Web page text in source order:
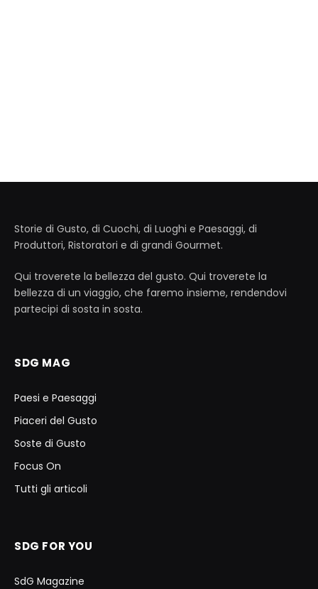
Storie di Gusto, di Cuochi, di Luoghi e Paesaggi, di
Produttori, Ristoratori e di grandi Gourmet.
Qui troverete la bellezza del gusto. Qui troverete la
bellezza di un viaggio, che faremo insieme, rendendovi
partecipi di sosta in sosta.
SDG MAG
Paesi e Paesaggi
Piaceri del Gusto
Soste di Gusto
Focus On
Tutti gli articoli
SDG FOR YOU
SdG Magazine